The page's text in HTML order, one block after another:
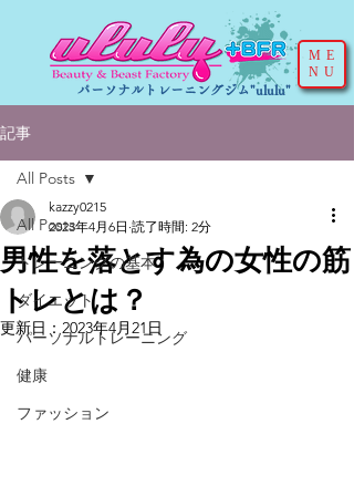
ME
NU
パーソナルトレーニングジム"ululu"
記事
All Posts
トレーニングの基本
ダイエット
パーソナルトレーニング
健康
ファッション
All Posts
男性を落とす為の女性の筋
トレとは？
kazzy0215
2023年4月6日 読了時間: 2分
更新日：2023年4月21日